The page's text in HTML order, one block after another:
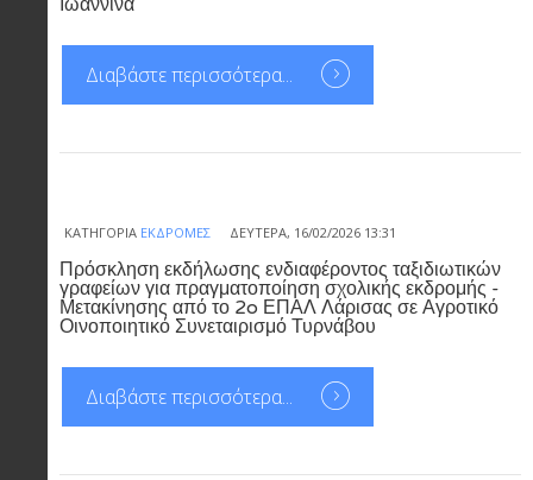
Διαβάστε περισσότερα...
ΚΑΤΗΓΟΡΊΑ ΕΚΔΡΟΜΈΣ ΔΕΥΤΈΡΑ, 16/02/2026 13:31
Πρόσκληση εκδήλωσης ενδιαφέροντος ταξιδιωτικών
γραφείων για πραγματοποίηση σχολικής εκδρομής -
Μετακίνησης από το 2o ΕΠΑΛ Λάρισας σε Αγροτικό
Οινοποιητικό Συνεταιρισμό Τυρνάβου
Διαβάστε περισσότερα...